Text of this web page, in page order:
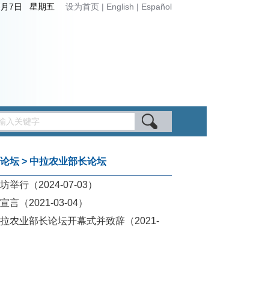
月7日 星期五 设为首页 | English | Español
坛> 中拉农业部长论坛
举行 （2024-07-03）
言 （2021-03-04）
农业部长论坛开幕式并致辞 （2021-